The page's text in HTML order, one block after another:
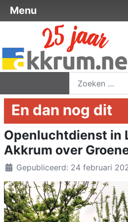
En dan nog dit
Openluchtdienst in
Akkrum over
DetailsGepubliceerd: 24 februari
Menu